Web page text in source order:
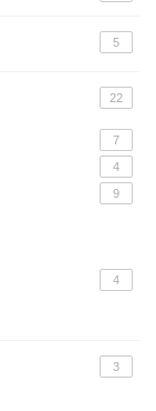
5
22
7
4
9
4
3